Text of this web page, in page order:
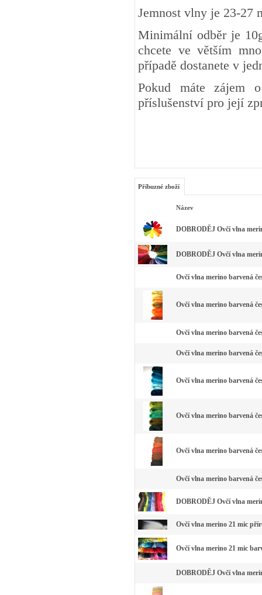
Jemnost vlny je 23-27
Minimální odběr je
chcete ve větším
případě dostanete v
Pokud máte zájem
příslušenství pro její
Příbuzné zboží
Název
DOBRODĚJ Ovčí vlna
DOBRODĚJ Ovčí vlna
Ovčí vlna merino barvená
Ovčí vlna merino barvená
Ovčí vlna merino barvená
Ovčí vlna merino barvená
Ovčí vlna merino barvená
Ovčí vlna merino barvená
Ovčí vlna merino barvená
Ovčí vlna merino barvená
DOBRODĚJ Ovčí vlna
Ovčí vlna merino 21 mic
Ovčí vlna merino 21 mic
DOBRODĚJ Ovčí vlna